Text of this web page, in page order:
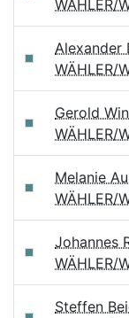
WÄHLER/
Alexander
WÄHLER/
Gerold
WÄHLER/
Melanie
WÄHLER/
Johannes
WÄHLER/
Steffen